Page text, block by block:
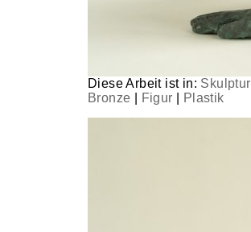
Diese Arbeit ist in: Skulptur
Bronze
Figur Plastik